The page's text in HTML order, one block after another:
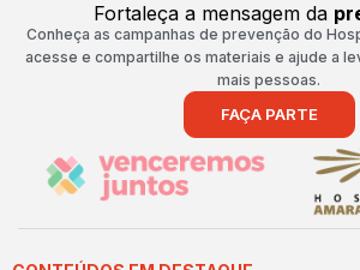
Fortaleça a mensagem da
Conheça as campanhas de prevenção do
acesse e compartilhe os materiais e ajude a
mais pessoas.
FAÇA PARTE